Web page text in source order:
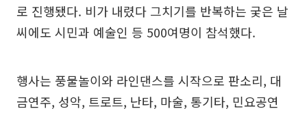
로 진행됐다. 비가 내렸다 그치기를 반복하는 궂은 날
씨에도 시민과 예술인 등 500여명이 참석했다.
행사는 풍물놀이와 라인댄스를 시작으로 판소리, 대
금연주, 성악, 트로트, 난타, 마술, 통기타, 민요공연